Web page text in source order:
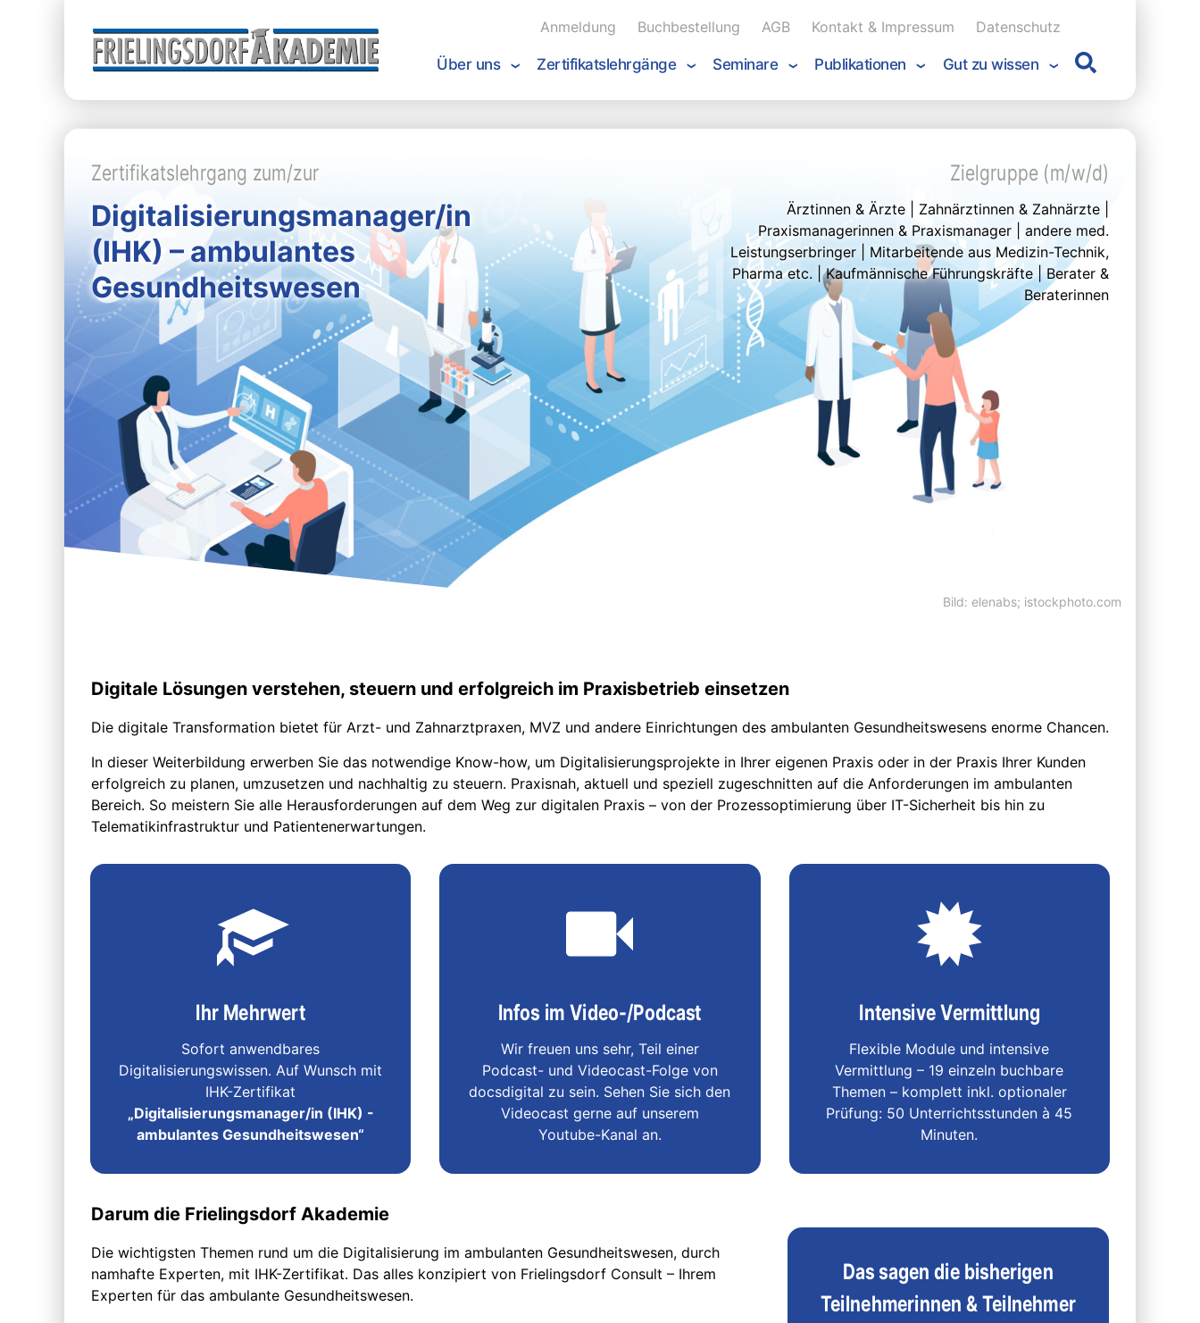
Anmeldung Buchbestellung AGB Kontakt & Impressum Datenschutz
Über uns Zertifikatslehrgänge Seminare Publikationen Gut zu wissen
Zertifikatslehrgang zum/zur
Digitalisierungsmanager/in
(IHK) – ambulantes
Gesundheitswesen
Zielgruppe (m/w/d)
Ärztinnen & Ärzte | Zahnärztinnen & Zahnärzte |
Praxismanagerinnen & Praxismanager | andere med.
Leistungserbringer | Mitarbeitende aus Medizin-Technik,
Pharma etc. | Kaufmännische Führungskräfte | Berater &
Beraterinnen
Bild: elenabs; istockphoto.com
Digitale Lösungen verstehen, steuern und erfolgreich im Praxisbetrieb einsetzen
Die digitale Transformation bietet für Arzt- und Zahnarztpraxen, MVZ und andere Einrichtungen des ambulanten Gesundheitswesens enorme Chancen.
In dieser Weiterbildung erwerben Sie das notwendige Know-how, um Digitalisierungsprojekte in Ihrer eigenen Praxis oder in der Praxis Ihrer Kunden
erfolgreich zu planen, umzusetzen und nachhaltig zu steuern. Praxisnah, aktuell und speziell zugeschnitten auf die Anforderungen im ambulanten
Bereich. So meistern Sie alle Herausforderungen auf dem Weg zur digitalen Praxis – von der Prozessoptimierung über IT-Sicherheit bis hin zu
Telematikinfrastruktur und Patientenerwartungen.
Ihr Mehrwert
Sofort anwendbares
Digitalisierungswissen. Auf Wunsch mit
IHK-Zertifikat
„Digitalisierungsmanager/in (IHK) -
ambulantes Gesundheitswesen“
Infos im Video-/Podcast
Wir freuen uns sehr, Teil einer
Podcast- und Videocast-Folge von
docsdigital zu sein. Sehen Sie sich den
Videocast gerne auf unserem
Youtube-Kanal an.
Intensive Vermittlung
Flexible Module und intensive
Vermittlung – 19 einzeln buchbare
Themen – komplett inkl. optionaler
Prüfung: 50 Unterrichtsstunden à 45
Minuten.
Das sagen die bisherigen
Teilnehmerinnen & Teilnehmer
Darum die Frielingsdorf Akademie
Die wichtigsten Themen rund um die Digitalisierung im ambulanten Gesundheitswesen, durch
namhafte Experten, mit IHK-Zertifikat. Das alles konzipiert von Frielingsdorf Consult – Ihrem
Experten für das ambulante Gesundheitswesen.